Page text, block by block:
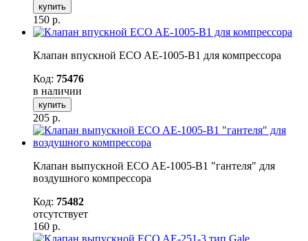
купить
150 р.
Клапан впускной ECO AE-1005-B1 для компрессора
Код: 75476
в наличии
купить
205 р.
Клапан выпускной ECO AE-1005-B1 "гантеля" для
воздушного компрессора
Код: 75482
отсутствует
160 р.